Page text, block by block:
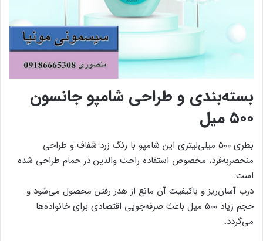
بسته‌بندی و طراحی شامپو جانسون
۵۰۰ میل
بطری ۵۰۰ میلی‌لیتری این شامپو با رنگ زرد شفاف و طراحی
منحصر‌به‌فرد، مخصوص استفاده راحت والدین در حمام طراحی شده
است.
درب آسان‌ریز و باکیفیت آن مانع از هدر رفتن محصول می‌شود و
حجم زیاد ۵۰۰ میل باعث صرفه‌جویی اقتصادی برای خانواده‌ها
می‌گردد.